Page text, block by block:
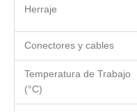
Herraje
Conectores y cables
Temperatura de Trabajo
(°C)